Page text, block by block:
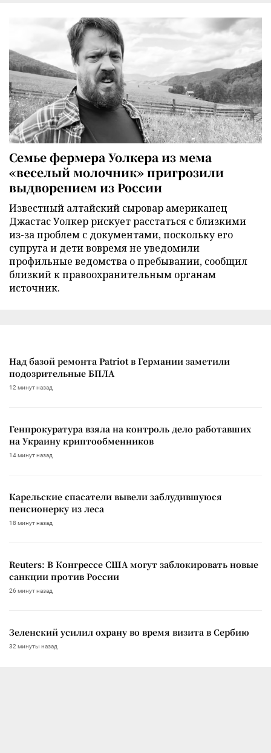
Семье фермера Уолкера из мема
«веселый молочник» пригрозили
выдворением из России
Известный алтайский сыровар американец
Джастас Уолкер рискует расстаться с близкими
из-за проблем с документами, поскольку его
супруга и дети вовремя не уведомили
профильные ведомства о пребывании, сообщил
близкий к правоохранительным органам
источник.
Над базой ремонта Patriot в Германии заметили
подозрительные БПЛА
12 минут назад
Генпрокуратура взяла на контроль дело работавших
на Украину криптообменников
14 минут назад
Карельские спасатели вывели заблудившуюся
пенсионерку из леса
18 минут назад
Reuters: В Конгрессе США могут заблокировать новые
санкции против России
26 минут назад
Зеленский усилил охрану во время визита в Сербию
32 минуты назад